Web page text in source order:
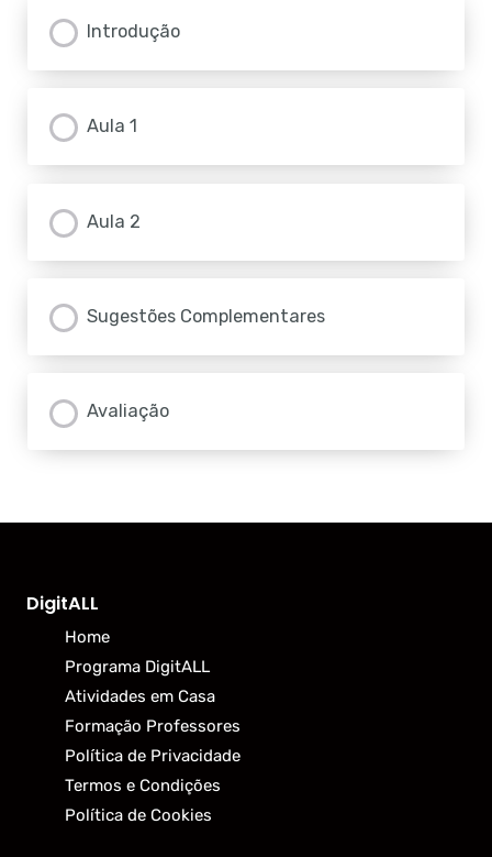
Introdução
Aula 1
Aula 2
Sugestões Complementares
Avaliação
DigitALL
Home
Programa DigitALL
Atividades em Casa
Formação Professores
Política de Privacidade
Termos e Condições
Política de Cookies